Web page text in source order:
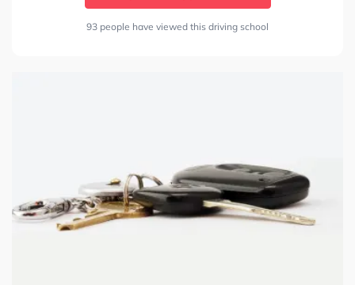
93 people have viewed this driving school